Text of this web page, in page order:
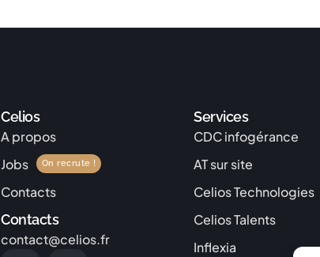
Celios
A propos
Jobs
On recrute !
Contacts
Contacts
contact@celios.fr
Services
CDC infogérance
AT sur site
Celios Technologies
Celios Talents
Inflexia